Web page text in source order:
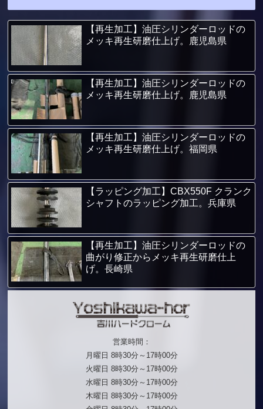
【再生加工】油圧シリンダーロッドの
メッキ再生研磨仕上げ。鹿児島県
【再生加工】油圧シリンダーロッドの
メッキ再生研磨仕上げ。鹿児島県
【再生加工】油圧シリンダーロッドの
メッキ再生研磨仕上げ。福岡県
【ラッピング加工】CBX550F クランク
シャフトのラッピング加工。兵庫県
【再生加工】油圧シリンダーロッドの
曲がり修正からメッキ再生研磨仕上
げ。長崎県
営業時間：
月曜日 8時30分～17時00分
火曜日 8時30分～17時00分
水曜日 8時30分～17時00分
木曜日 8時30分～17時00分